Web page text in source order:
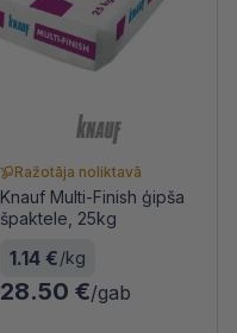
Ražotāja noliktavā
Knauf Multi-Finish ģipša
špaktele, 25kg
1.14 €/kg
28.50 €/gab